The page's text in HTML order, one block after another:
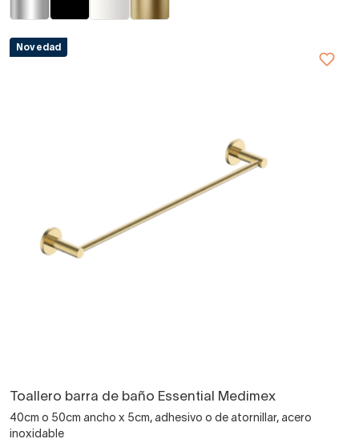
Novedad
Toallero barra de baño Essential Medimex
40cm o 50cm ancho x 5cm, adhesivo o de atornillar, acero
inoxidable